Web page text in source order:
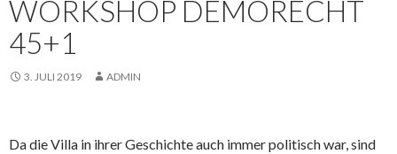
WORKSHOP DEMORECHT
45+1
3. JULI 2019 ADMIN
Da die Villa in ihrer Geschichte auch immer politisch war, sind